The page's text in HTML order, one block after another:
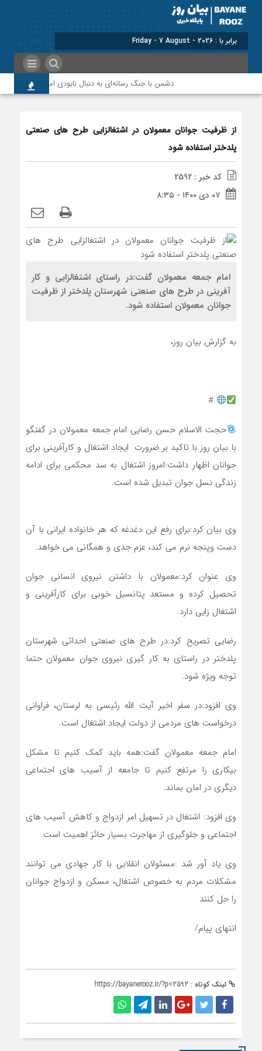
برابر با : Friday - 7 August - 2026
دشمن با جنگ رسانه‌ای به دنبال نابودی امید و اعتماد
از ظرفیت جوانان معمولان در اشتغالزایی طرح های صنعتی
پلدختر استفاده شود
کد خبر : 2592
۰۷ دی ۱۴۰۰ - ۸:۳۵
امام جمعه معمولان گفت:در راستای اشتغالزایی و کار
آفرینی در طرح های صنعتی شهرستان پلدختر از ظرفیت
جوانان معمولان استفاده شود.
به گزارش بیان روز،
#
حجت الاسلام حسن رضایی امام جمعه معمولان در گفتگو
با بیان روز با تاکید بر ضرورت ایجاد اشتغال و کارآفرینی برای
جوانان اظهار داشت:امروز اشتغال به سد محکمی برای ادامه
زندگی نسل جوان تبدیل شده است.
وی بیان کرد:برای رفع این دغدغه که هر خانواده ایرانی با آن
دست وپنجه نرم می کند، عزم جدی و همگانی می خواهد.
وی عنوان کرد:معمولان با داشتن نیروی انسانی جوان
تحصیل کرده و مستعد پتانسیل خوبی برای کارآفرینی و
اشتغال زایی دارد.
رضایی تصریح کرد:در طرح های صنعتی احداثی شهرستان
پلدختر در راستای به کار گیری نیروی جوان معمولان حتما
توجه ویژه شود.
وی افزود:در سفر اخیر آیت الله رئیسی به لرستان، فراوانی
درخواست های مردمی از دولت ایجاد اشتغال است.
امام جمعه معمولان گفت:همه باید کمک کنیم تا مشکل
بیکاری را مرتفع کنیم تا جامعه از آسیب های اجتماعی
دیگری در امان بماند.
وی افزود: اشتغال در تسهیل امر ازدواج و کاهش آسیب های
اجتماعی و جلوگیری از مهاجرت بسیار حائز اهمیت است.
وی یاد آور شد :مسئولان انقلابی با کار جهادی می توانند
مشکلات مردم به خصوص اشتغال، مسکن و ازدواج جوانان
را حل کنند
انتهای پیام/
لینک کوتاه : https://bayanerooz.ir/?p=2592